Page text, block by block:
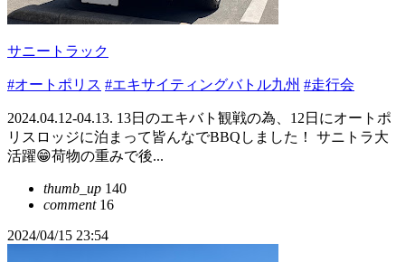
サニートラック
#オートポリス #エキサイティングバトル九州 #走行会
2024.04.12-04.13. 13日のエキバト観戦の為、12日にオートポ
リスロッジに泊まって皆んなでBBQしました！ サニトラ大
活躍😁荷物の重みで後...
thumb_up 140
comment16
2024/04/15 23:54